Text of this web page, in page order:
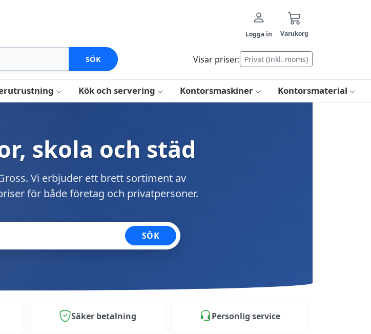
Logga in Varukorg
SÖK Visar priser: Privat (Inkl. moms)
Kök och servering Kontorsmaskiner Kontorsmaterial
skola och städ
Vi erbjuder ett brett sortiment av
för både företag och privatpersoner.
SÖK
Säker betalning Personlig service